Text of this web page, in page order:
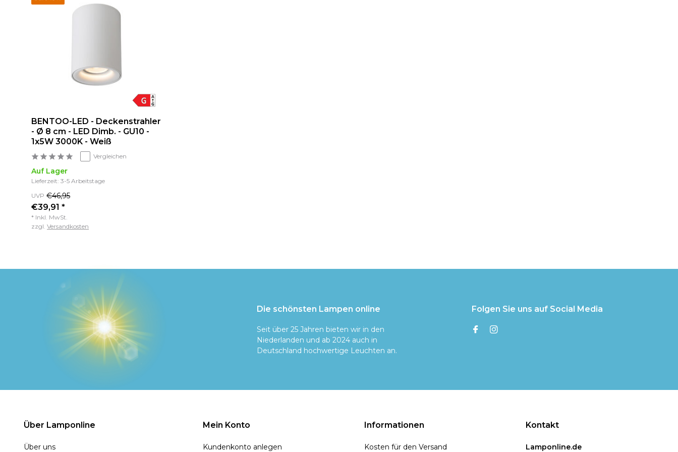
BENTOO-LED - Deckenstrahler
- Ø 8 cm - LED Dimb. - GU10 -
1x5W 3000K - Weiß
Vergleichen
Auf Lager
Lieferzeit: 3-5 Arbeitstage
UVP €46,95
€39,91 *
* Inkl. MwSt.
zzgl. Versandkosten
Die schönsten Lampen online
Seit über 25 Jahren bieten wir in den
Niederlanden und ab 2024 auch in
Deutschland hochwertige Leuchten an.
Folgen Sie uns auf Social Media
Über Lamponline
Über uns
Mein Konto
Kundenkonto anlegen
Informationen
Kosten für den Versand
Kontakt
Lamponline.de